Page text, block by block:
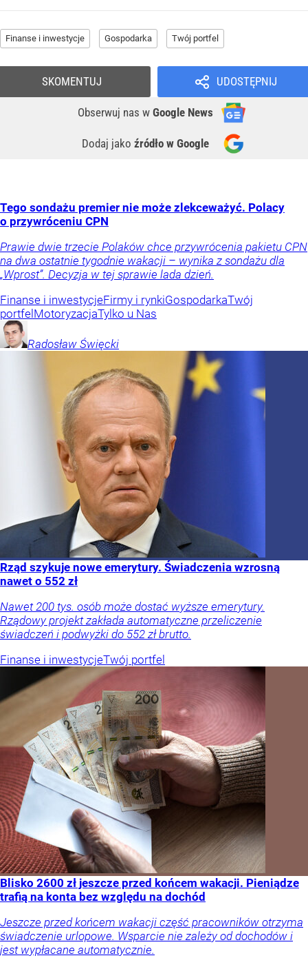
Finanse i inwestycje Gospodarka Twój portfel
UDOSTĘPNIJ
Obserwuj nas w Google News
Dodaj jako źródło w Google
SKOMENTUJ
Tego sondażu premier nie może zlekceważyć. Polacy
o przywróceniu CPN
Prawie dwie trzecie Polaków chce przywrócenia pakietu CPN
na dwa ostatnie tygodnie wakacji – wynika z sondażu dla
„Wprost”. Decyzja w tej sprawie lada dzień.
Finanse i inwestycjeFirmy i rynkiGospodarkaTwój
portfel MotoryzacjaTylko u Nas
Radosław Święcki
Rząd szykuje nowe emerytury. Świadczenia wzrosną
nawet o 552 zł
Nawet 200 tys. osób może dostać wyższe emerytury.
Rządowy projekt zakłada automatyczne przeliczenie
świadczeń i podwyżki do 552 zł brutto.
Finanse i inwestycjeTwój portfel
Blisko 2600 zł jeszcze przed końcem wakacji. Pieniądze
trafią na konta bez względu na dochód
Jeszcze przed końcem wakacji część pracowników otrzyma
świadczenie urlopowe. Wsparcie nie zależy od dochodów i
jest wypłacane automatycznie.